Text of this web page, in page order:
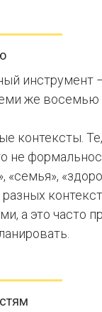
инструмент
же восемью
контексты.
не
«семья»,
а это часто